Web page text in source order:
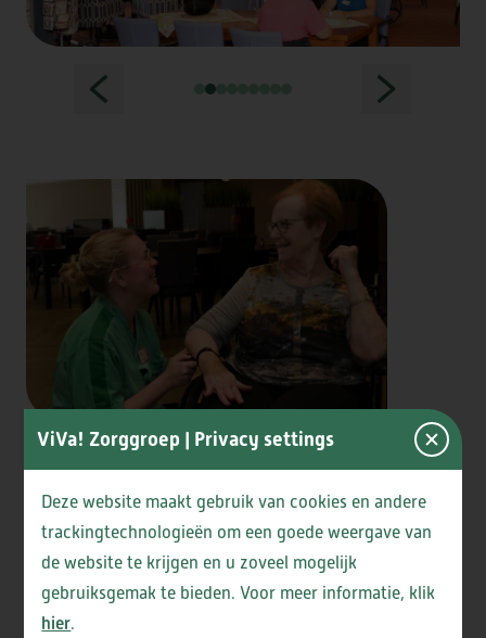
ViVa! Zorggroep | Privacy settings
Deze website maakt gebruik van cookies en andere
trackingtechnologieën om een goede weergave van
de website te krijgen en u zoveel mogelijk
gebruiksgemak te bieden. Voor meer informatie, klik
hier.
Onze bewoners
In Westerheem wonen mensen met een
lichamelijke aandoening (somatiek) en mensen met
een psycho-geriatrische aandoening (vorm van